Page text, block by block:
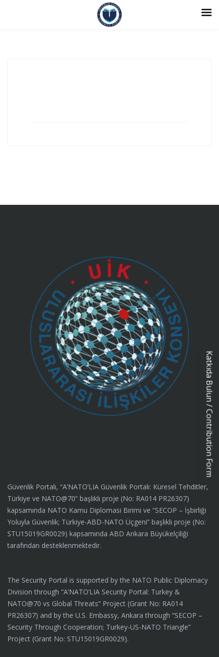
Katkıda Bulun / Contribution Form
Güvenlik Portalı, “A’NATO’LIA Güvenlik Portalı: Küresel Tehditler,
Türkiye ve NATO@70” başlıklı proje (No: RA014 PR26307)
kapsamında NATO Kamu Diplomasi Birimi ve “SECOP – İşbirliği
Yoluyla Güvenlik; Türkiye-ABD-NATO Üçgeni” başlıklı proje (No:
STU15019GR0029) kapsamında ABD Ankara Büyükelçiliği
tarafından desteklenmektedir.
The Security Portal is supported by the NATO Public Diplomacy
Division through “A’NATO’LIA Security Portal: Turkey &
NATO@70 vs Global Threats” Project (Grant No: RA014
PR26307) and by the U.S. Embassy, Ankara through “SECOP –
Security Through Cooperation; Turkey-US-NATO Triangle”
Project (Grant No: STU15019GR0029).